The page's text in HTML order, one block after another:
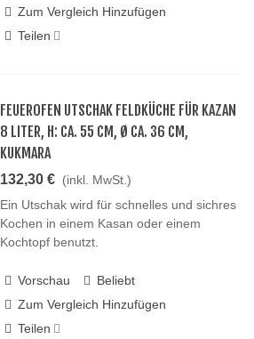
Zum Vergleich Hinzufügen
Teilen
FEUEROFEN UTSCHAK FELDKÜCHE FÜR KAZAN
8 LITER, H: CA. 55 CM, Ø CA. 36 CM,
KUKMARA
132,30 € (inkl. MwSt.)
Ein Utschak wird für schnelles und sichres
Kochen in einem Kasan oder einem
Kochtopf benutzt.
Vorschau
Beliebt
Zum Vergleich Hinzufügen
Teilen